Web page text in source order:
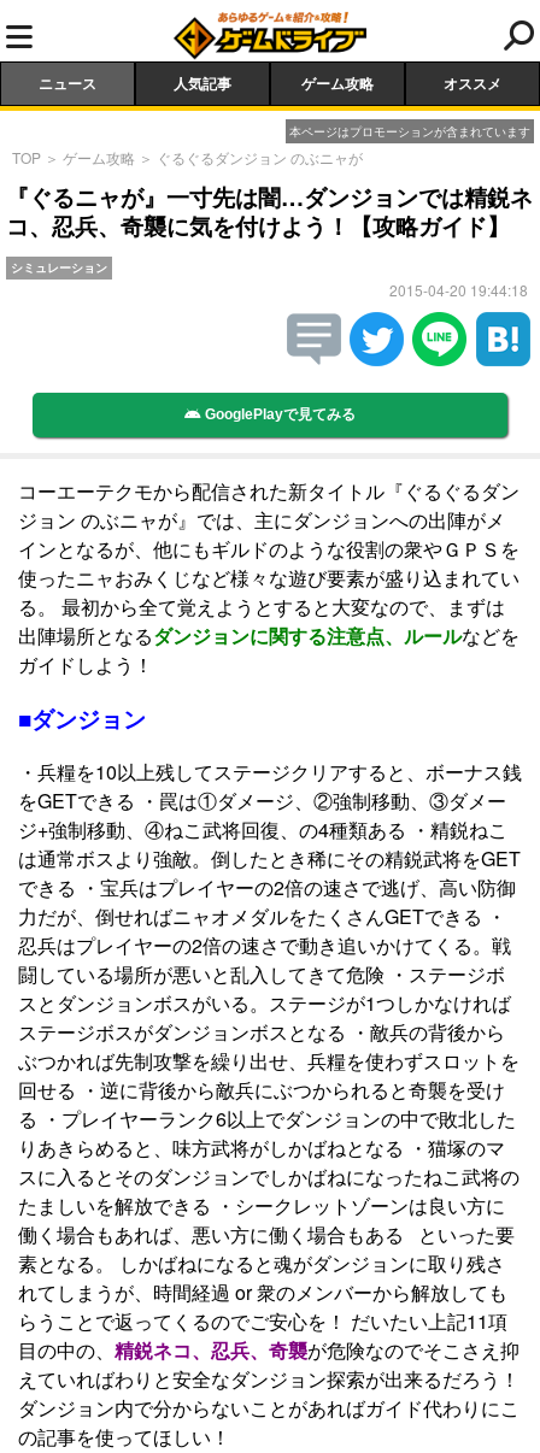
ニュース 人気記事 ゲーム攻略 オススメ
本ページはプロモーションが含まれています
TOP ＞ ゲーム攻略 ＞ ぐるぐるダンジョン のぶニャが
『ぐるニャが』一寸先は闇…ダンジョンでは精鋭ネ
コ、忍兵、奇襲に気を付けよう！【攻略ガイド】
シミュレーション
2015-04-20 19:44:18
GooglePlayで見てみる
コーエーテクモから配信された新タイトル『ぐるぐるダン
ジョン のぶニャが』では、主にダンジョンへの出陣がメ
インとなるが、他にもギルドのような役割の衆やＧＰＳを
使ったニャおみくじなど様々な遊び要素が盛り込まれてい
る。 最初から全て覚えようとすると大変なので、まずは
出陣場所となるダンジョンに関する注意点、ルールなどを
ガイドしよう！
■ダンジョン
・兵糧を10以上残してステージクリアすると、ボーナス銭
をGETできる ・罠は①ダメージ、②強制移動、③ダメー
ジ+強制移動、④ねこ武将回復、の4種類ある ・精鋭ねこ
は通常ボスより強敵。倒したとき稀にその精鋭武将をGET
できる ・宝兵はプレイヤーの2倍の速さで逃げ、高い防御
力だが、倒せればニャオメダルをたくさんGETできる ・
忍兵はプレイヤーの2倍の速さで動き追いかけてくる。戦
闘している場所が悪いと乱入してきて危険 ・ステージボ
スとダンジョンボスがいる。ステージが1つしかなければ
ステージボスがダンジョンボスとなる ・敵兵の背後から
ぶつかれば先制攻撃を繰り出せ、兵糧を使わずスロットを
回せる ・逆に背後から敵兵にぶつかられると奇襲を受け
る ・プレイヤーランク6以上でダンジョンの中で敗北した
りあきらめると、味方武将がしかばねとなる ・猫塚のマ
スに入るとそのダンジョンでしかばねになったねこ武将の
たましいを解放できる ・シークレットゾーンは良い方に
働く場合もあれば、悪い方に働く場合もある といった要
素となる。 しかばねになると魂がダンジョンに取り残さ
れてしまうが、時間経過 or 衆のメンバーから解放しても
らうことで返ってくるのでご安心を！ だいたい上記11項
目の中の、 精鋭ネコ、忍兵、奇襲が危険なのでそこさえ抑
えていればわりと安全なダンジョン探索が出来るだろう！
ダンジョン内で分からないことがあればガイド代わりにこ
の記事を使ってほしい！